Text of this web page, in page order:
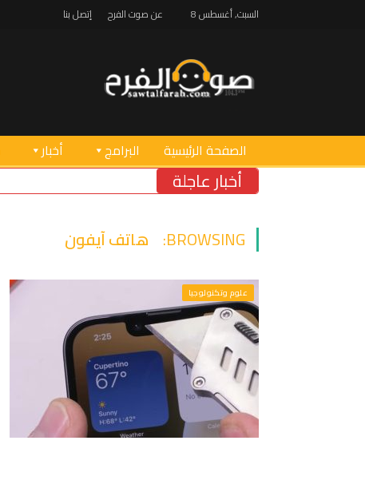
السبت, أغسطس 8 عن صوت الفرح إتصل بنا
الصفحة الرئيسية البرامج أخبار
أخبار عاجلة
BROWSING: هاتف آيفون
علوم وتكنولوجيا